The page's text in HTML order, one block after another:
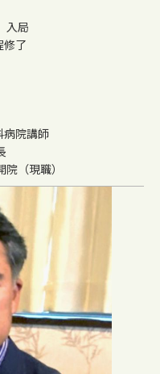
入局
修了
病院講師
（現職）